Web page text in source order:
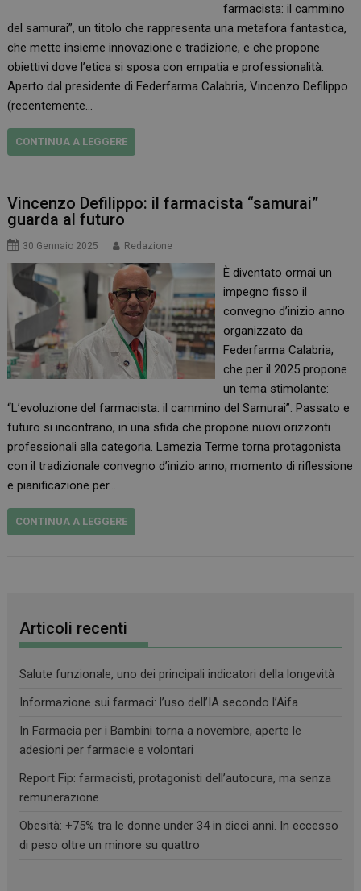
farmacista: il cammino
del samurai”, un titolo che rappresenta una metafora fantastica,
che mette insieme innovazione e tradizione, e che propone
obiettivi dove l’etica si sposa con empatia e professionalità.
Aperto dal presidente di Federfarma Calabria, Vincenzo Defilippo
(recentemente…
CONTINUA A LEGGERE
Vincenzo Defilippo: il farmacista “samurai”
guarda al futuro
30 Gennaio 2025 Redazione
È diventato ormai un
impegno fisso il
convegno d’inizio anno
organizzato da
Federfarma Calabria,
che per il 2025 propone
un tema stimolante:
“L’evoluzione del farmacista: il cammino del Samurai”. Passato e
futuro si incontrano, in una sfida che propone nuovi orizzonti
professionali alla categoria. Lamezia Terme torna protagonista
con il tradizionale convegno d’inizio anno, momento di riflessione
e pianificazione per…
CONTINUA A LEGGERE
Articoli recenti
Salute funzionale, uno dei principali indicatori della longevità
Informazione sui farmaci: l’uso dell’IA secondo l’Aifa
In Farmacia per i Bambini torna a novembre, aperte le
adesioni per farmacie e volontari
Report Fip: farmacisti, protagonisti dell’autocura, ma senza
remunerazione
Obesità: +75% tra le donne under 34 in dieci anni. In eccesso
di peso oltre un minore su quattro